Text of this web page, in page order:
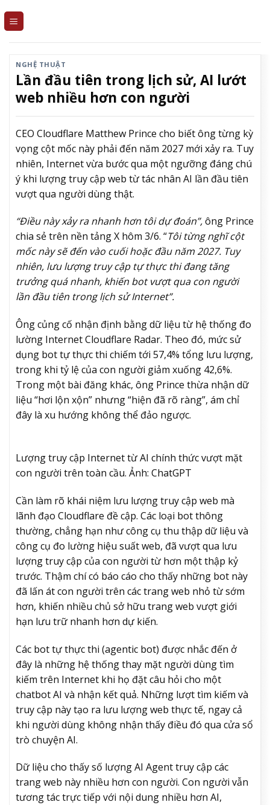
NGHỆ THUẬT
Lần đầu tiên trong lịch sử, AI lướt
web nhiều hơn con người
CEO Cloudflare Matthew Prince cho biết ông từng kỳ
vọng cột mốc này phải đến năm 2027 mới xảy ra. Tuy
nhiên, Internet vừa bước qua một ngưỡng đáng chú
ý khi lượng truy cập web từ tác nhân AI lần đầu tiên
vượt qua người dùng thật.
“Điều này xảy ra nhanh hơn tôi dự đoán”,ông Prince
chia sẻ trên nền tảng X hôm 3/6. “Tôi từng nghĩ cột
mốc này sẽ đến vào cuối hoặc đầu năm 2027. Tuy
nhiên, lưu lượng truy cập tự thực thi đang tăng
trưởng quá nhanh, khiến bot vượt qua con người
lần đầu tiên trong lịch sử Internet”.
Ông củng cố nhận định bằng dữ liệu từ hệ thống đo
lường Internet Cloudflare Radar. Theo đó, mức sử
dụng bot tự thực thi chiếm tới 57,4% tổng lưu lượng,
trong khi tỷ lệ của con người giảm xuống 42,6%.
Trong một bài đăng khác, ông Prince thừa nhận dữ
liệu “hơi lộn xộn” nhưng “hiện đã rõ ràng”, ám chỉ
đây là xu hướng không thể đảo ngược.
Lượng truy cập Internet từ AI chính thức vượt mặt
con người trên toàn cầu. Ảnh: ChatGPT
Cần làm rõ khái niệm lưu lượng truy cập web mà
lãnh đạo Cloudflare đề cập. Các loại bot thông
thường, chẳng hạn như công cụ thu thập dữ liệu và
công cụ đo lường hiệu suất web, đã vượt qua lưu
lượng truy cập của con người từ hơn một thập kỷ
trước. Thậm chí có báo cáo cho thấy những bot này
đã lấn át con người trên các trang web nhỏ từ sớm
hơn, khiến nhiều chủ sở hữu trang web vượt giới
hạn lưu trữ nhanh hơn dự kiến.
Các bot tự thực thi (agentic bot) được nhắc đến ở
đây là những hệ thống thay mặt người dùng tìm
kiếm trên Internet khi họ đặt câu hỏi cho một
chatbot AI và nhận kết quả. Những lượt tìm kiếm và
truy cập này tạo ra lưu lượng web thực tế, ngay cả
khi người dùng không nhận thấy điều đó qua cửa sổ
trò chuyện AI.
Dữ liệu cho thấy số lượng AI Agent truy cập các
trang web này nhiều hơn con người. Con người vẫn
tương tác trực tiếp với nội dung nhiều hơn AI,